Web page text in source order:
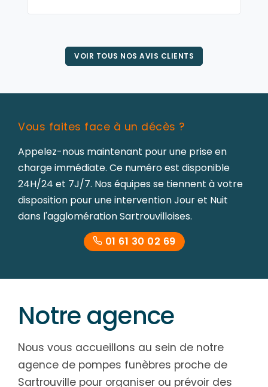
VOIR TOUS NOS AVIS CLIENTS
Vous faites face à un décès ?
Appelez-nous maintenant pour une prise en
charge immédiate. Ce numéro est disponible
24H/24 et 7J/7. Nos équipes se tiennent à votre
disposition pour une intervention Jour et Nuit
dans l'agglomération Sartrouvilloises.
01 61 30 02 69
Notre agence
Nous vous accueillons au sein de notre
agence de pompes funèbres proche de
Sartrouville pour organiser ou prévoir des